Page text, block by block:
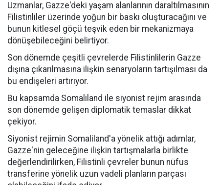
Uzmanlar, Gazze'deki yaşam alanlarının daraltılmasının
Filistinliler üzerinde yoğun bir baskı oluşturacağını ve
bunun kitlesel göçü teşvik eden bir mekanizmaya
dönüşebileceğini belirtiyor.
Son dönemde çeşitli çevrelerde Filistinlilerin Gazze
dışına çıkarılmasına ilişkin senaryoların tartışılması da
bu endişeleri artırıyor.
Bu kapsamda Somaliland ile siyonist rejim arasında
son dönemde gelişen diplomatik temaslar dikkat
çekiyor.
Siyonist rejimin Somaliland'a yönelik attığı adımlar,
Gazze'nin geleceğine ilişkin tartışmalarla birlikte
değerlendirilirken, Filistinli çevreler bunun nüfus
transferine yönelik uzun vadeli planların parçası